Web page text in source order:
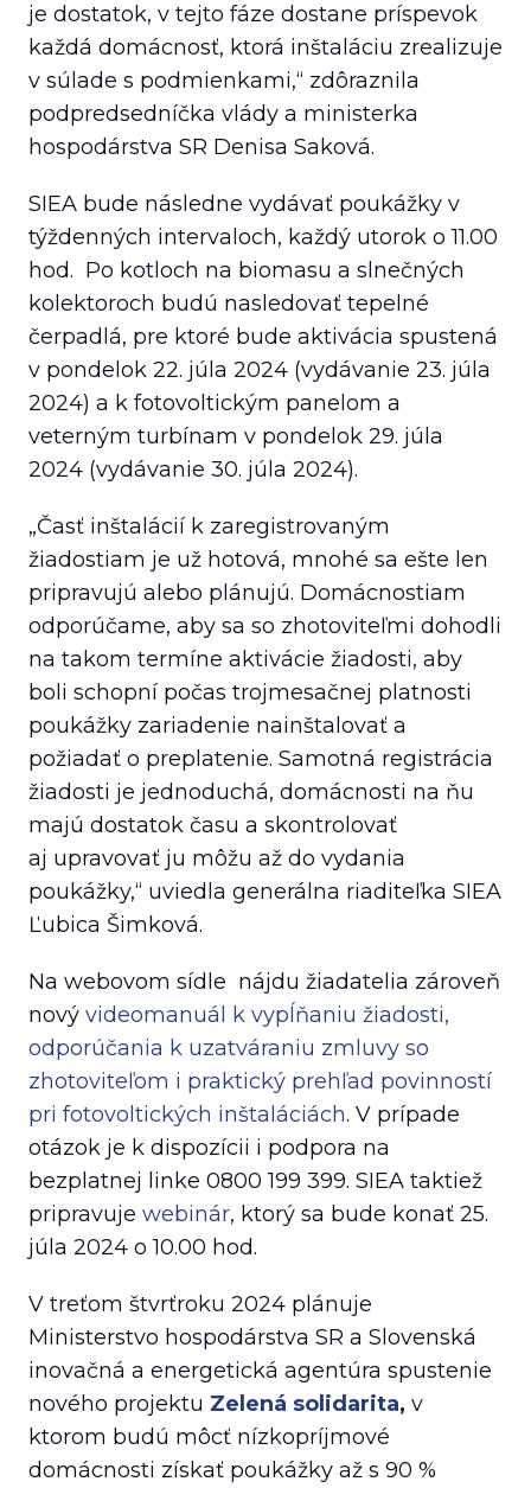
je dostatok, v tejto fáze dostane príspevok
každá domácnosť, ktorá inštaláciu zrealizuje
v súlade s podmienkami,“ zdôraznila
podpredsedníčka vlády a ministerka
hospodárstva SR Denisa Saková.
SIEA bude následne vydávať poukážky v
týždenných intervaloch, každý utorok o 11.00
hod. Po kotloch na biomasu a slnečných
kolektoroch budú nasledovať tepelné
čerpadlá, pre ktoré bude aktivácia spustená
v pondelok 22. júla 2024 (vydávanie 23. júla
2024) a k fotovoltickým panelom a
veterným turbínam v pondelok 29. júla
2024 (vydávanie 30. júla 2024).
„Časť inštalácií k zaregistrovaným
žiadostiam je už hotová, mnohé sa ešte len
pripravujú alebo plánujú. Domácnostiam
odporúčame, aby sa so zhotoviteľmi dohodli
na takom termíne aktivácie žiadosti, aby
boli schopní počas trojmesačnej platnosti
poukážky zariadenie nainštalovať a
požiadať o preplatenie. Samotná registrácia
žiadosti je jednoduchá, domácnosti na ňu
majú dostatok času a skontrolovať
aj upravovať ju môžu až do vydania
poukážky,“ uviedla generálna riaditeľka SIEA
Ľubica Šimková.
Na webovom sídle nájdu žiadatelia zároveň
nový videomanuál k vypĺňaniu žiadosti,
odporúčania k uzatváraniu zmluvy so
zhotoviteľom i praktický prehľad povinností
pri fotovoltických inštaláciách. V prípade
otázok je k dispozícii i podpora na
bezplatnej linke 0800 199 399. SIEA taktiež
pripravuje webinár, ktorý sa bude konať 25.
júla 2024 o 10.00 hod.
V treťom štvrťroku 2024 plánuje
Ministerstvo hospodárstva SR a Slovenská
inovačná a energetická agentúra spustenie
nového projektu Zelená solidarita, v
ktorom budú môcť nízkopríjmové
domácnosti získať poukážky až s 90 %